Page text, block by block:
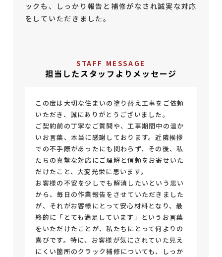
ックも、しっかり報告と補修がなされ誠実な対応
をしていただきました。
STAFF MESSAGE
担当したスタッフよりメッセージ
この度は大切な住まいの塗り替え工事をご依頼
いただき、誠にありがとうございました。
ご契約前の丁寧なご質問や、工事期間中の温か
いお言葉、本当に感謝しております。近隣挨拶
での不手際があったにも関わらず、その後、私
たちの真摯な対応にご理解と信頼をお寄せいた
だけたこと、大変光栄に思います。
お客様の不安を少しでも解消したいという思い
から、毎日の作業報告をさせていただきました
が、それがお客様にとって安心材料となり、最
終的に「とても満足しています」というお言葉
をいただけたことが、私たちにとって何よりの
喜びです。特に、お客様が気にされていた見え
にくい箇所のクラック補修についても、しっか